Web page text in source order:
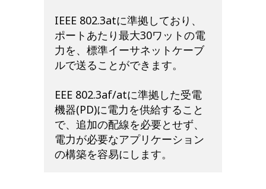
IEEE 802.3atに準拠しており、
ポートあたり最大30ワットの電
力を、標準イーサネットケーブ
ルで送ることができます。
EEE 802.3af/atに準拠した受電
機器(PD)に電力を供給すること
で、追加の配線を必要とせず、
電力が必要なアプリケーション
の構築を容易にします。